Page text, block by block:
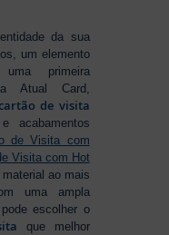
da sua
um elemento
primeira
Atual Card,
de visita
acabamentos
de Visita com
Visita com Hot
material ao mais
uma ampla
escolher o
que melhor